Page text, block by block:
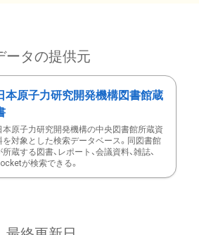
ータの提供元
本原子力研究開発機構図書館蔵
本原子力研究開発機構の中央図書館所蔵資
を対象とした検索データベース。同図書館
所蔵する図書、レポート、会議資料、雑誌、
が検索できる。